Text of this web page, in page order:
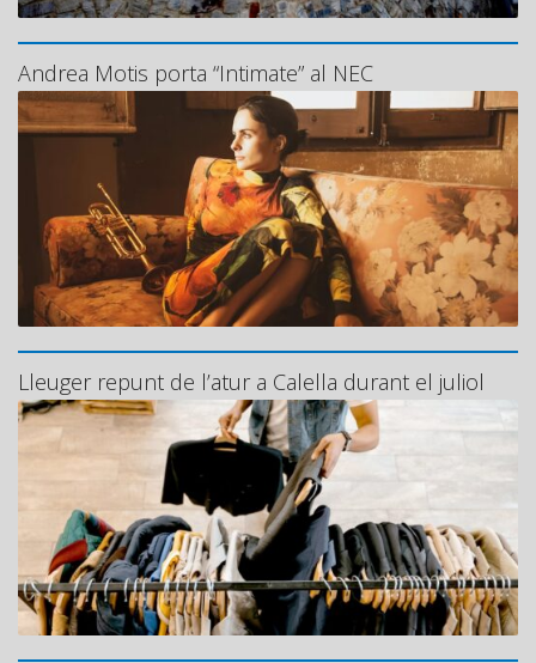
Andrea Motis porta “Intimate” al NEC
Lleuger repunt de l’atur a Calella durant el juliol